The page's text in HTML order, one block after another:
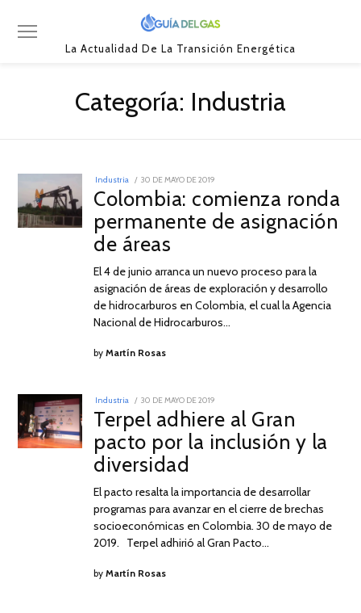
La Actualidad De La Transición Energética
Categoría: Industria
Industria
POSTED
30 DE MAYO DE 2019
MAYO
DE
2019
Colombia: comienza ronda
permanente de asignación
de áreas
El 4 de junio arranca un nuevo proceso para la
asignación de áreas de exploración y desarrollo
de hidrocarburos en Colombia, el cual la Agencia
Nacional de Hidrocarburos…
byMartín Rosas
Industria
POSTED
ON
30 DE MAYO DE 2019
MAYO
DE
2019
Terpel adhiere al Gran
pacto por la inclusión y la
diversidad
El pacto resalta la importancia de desarrollar
programas para avanzar en el cierre de brechas
socioeconómicas en Colombia. 30 de mayo de
2019. Terpel adhirió al Gran Pacto…
byMartín Rosas